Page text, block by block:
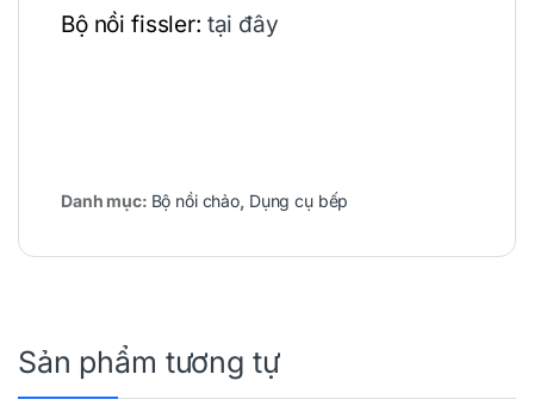
Bộ nồi fissler: tại đây
Danh mục: Bộ nồi chảo, Dụng cụ bếp
Sản phẩm tương tự